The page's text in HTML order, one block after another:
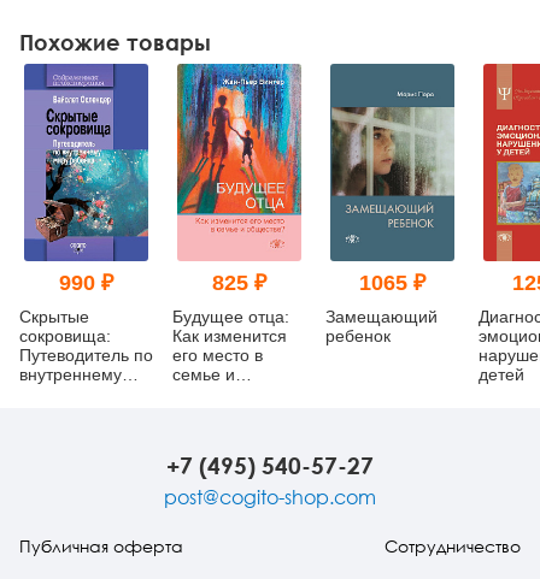
Похожие товары
990 ₽
Скрытые
сокровища:
Путеводитель по
внутреннему
825 ₽
Будущее отца:
Как изменится
его место в
семье и
1065 ₽
Замещающий
ребенок
детей
+7 (495) 540-57-27
post@cogito-shop.com
Публичная оферта Сотрудничество